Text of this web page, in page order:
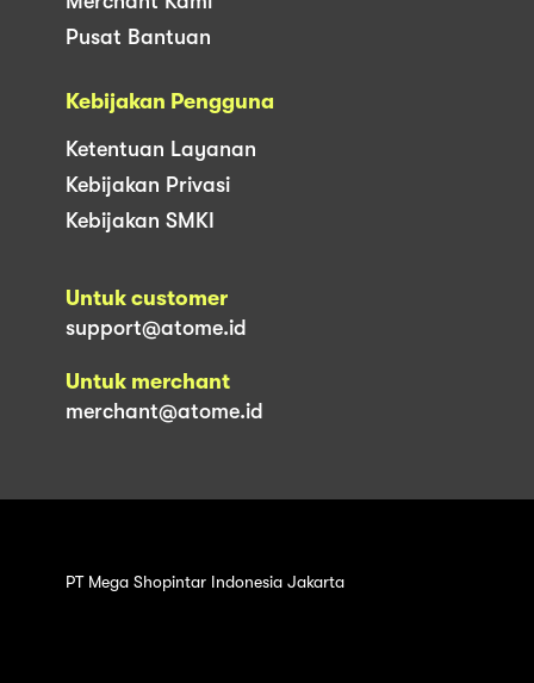
Pusat Bantuan
Kebijakan Pengguna
Ketentuan Layanan
Kebijakan Privasi
Kebijakan SMKI
Untuk customer
support@atome.id
Untuk merchant
merchant@atome.id
PT Mega Shopintar Indonesia Jakarta